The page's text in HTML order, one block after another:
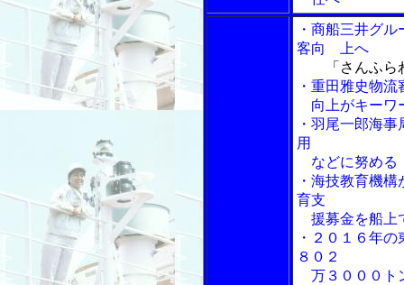
・商船三井グ
客向 上へ
「さんふ
・重田雅史物
向上がキーワ
・羽尾一郎海
用
などに努める
・海技教育機
育支
援募金を船上
・２０１６年
８０２
万３０００ト